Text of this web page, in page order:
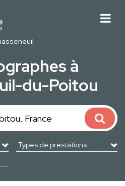
à
du-Poitou